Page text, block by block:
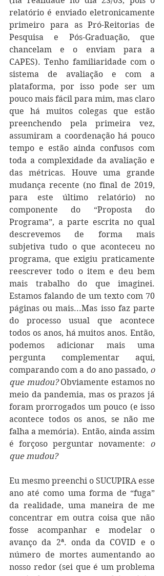
relatório é enviado eletronicamente
primeiro para as Pró-Reitorias de
Pesquisa e Pós-Graduação, que
chancelam e o enviam para a
CAPES). Tenho familiaridade com o
sistema de avaliação e com a
plataforma, por isso pode ser um
pouco mais fácil para mim, mas claro
que há muitos colegas que estão
preenchendo pela primeira vez,
assumiram a coordenação há pouco
tempo e estão ainda confusos com
toda a complexidade da avaliação e
das métricas. Houve uma grande
mudança recente (no final de 2019,
para este último relatório) no
componente do “Proposta do
Programa”, a parte escrita no qual
descrevemos de forma mais
subjetiva tudo o que aconteceu no
programa, que exigiu praticamente
reescrever todo o item e deu bem
mais trabalho do que imaginei.
Estamos falando de um texto com 70
páginas ou mais...Mas isso faz parte
do processo usual que acontece
todos os anos, há muitos anos. Então,
podemos adicionar mais uma
pergunta complementar aqui,
comparando com a do ano passado, o
que mudou? Obviamente estamos no
meio da pandemia, mas os prazos já
foram prorrogados um pouco (e isso
acontece todos os anos, se não me
falha a memória). Então, ainda assim
é forçoso perguntar novamente: o
que mudou?
Eu mesmo preenchi o SUCUPIRA esse
ano até como uma forma de “fuga”
da realidade, uma maneira de me
concentrar em outra coisa que não
fosse acompanhar e modelar o
avanço da 2ª. onda da COVID e o
número de mortes aumentando ao
nosso redor (sei que é um problema